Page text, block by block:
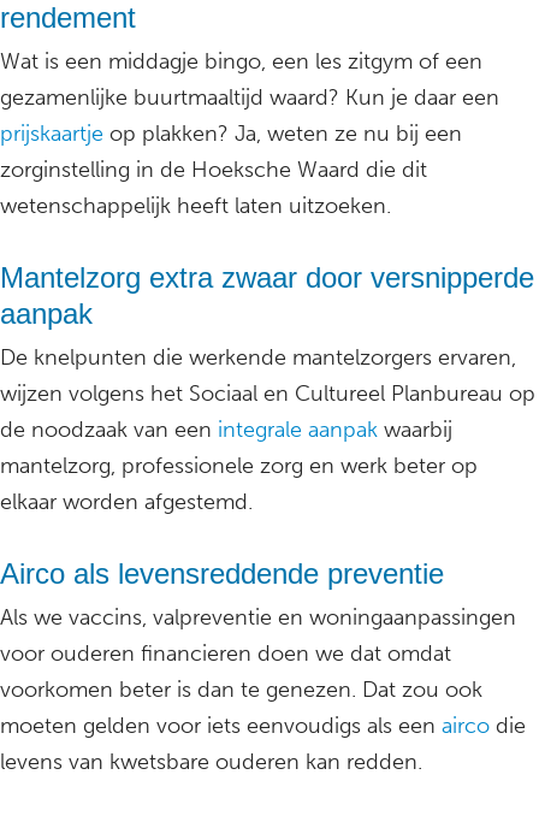
rendement
Wat is een middagje bingo, een les zitgym of een
gezamenlijke buurtmaaltijd waard? Kun je daar een
prijskaartje op plakken? Ja, weten ze nu bij een
zorginstelling in de Hoeksche Waard die dit
wetenschappelijk heeft laten uitzoeken.
Mantelzorg extra zwaar door versnipperde
aanpak
De knelpunten die werkende mantelzorgers ervaren,
wijzen volgens het Sociaal en Cultureel Planbureau op
de noodzaak van een integrale aanpak waarbij
mantelzorg, professionele zorg en werk beter op
elkaar worden afgestemd.
Airco als levensreddende preventie
Als we vaccins, valpreventie en woningaanpassingen
voor ouderen financieren doen we dat omdat
voorkomen beter is dan te genezen. Dat zou ook
moeten gelden voor iets eenvoudigs als een airco die
levens van kwetsbare ouderen kan redden.